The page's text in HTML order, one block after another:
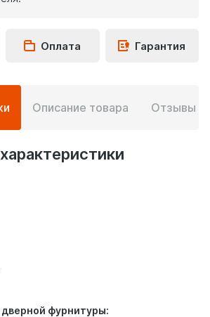
Оплата Гарантия
Описание товара Отзывы
фурнитуры: